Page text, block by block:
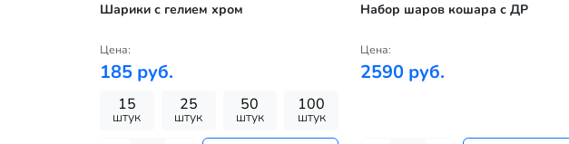
Шарики с гелием хром
Цена:
185 руб.
15
штук
25
штук
50
штук
100
штук
Набор шаров кошара с ДР
Цена:
2590 руб.